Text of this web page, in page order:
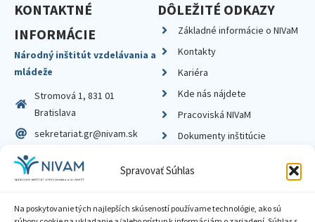
Spravovať Súhlas
Na poskytovanie tých najlepších skúseností používame technológie, ako sú
KONTAKTNÉ
INFORMÁCIE
Národný inštitút vzdelávania a
mládeže
Stromová 1, 831 01
Bratislava
sekretariat.gr@nivam.sk
IČO: 00164348
DIČ: 2020798714
DÔLEŽITÉ ODKAZY
Základné informácie o NIVaM
Kontakty
Kariéra
Kde nás nájdete
Pracoviská NIVaM
Dokumenty inštitúcie